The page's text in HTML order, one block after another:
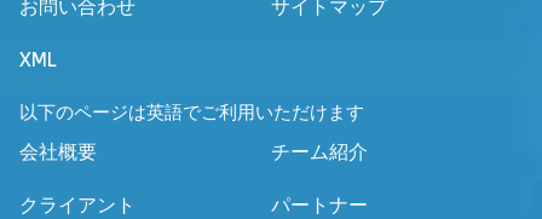
お問い合わせ サイトマップ
XML
以下のページは英語でご利用いただけます
会社概要
チーム紹介
クライアント パートナー